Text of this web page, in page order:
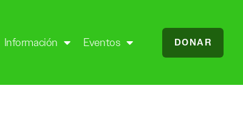
Información Eventos DONAR